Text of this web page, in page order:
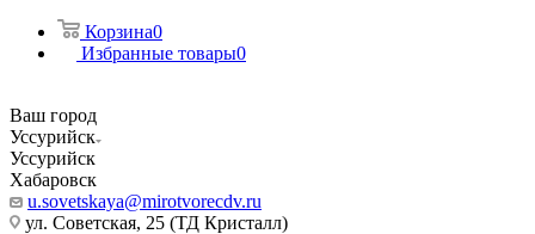
Корзина0
Избранные товары0
Ваш город
Уссурийск
Уссурийск
Хабаровск
u.sovetskaya@mirotvorecdv.ru
ул. Советская, 25 (ТД Кристалл)